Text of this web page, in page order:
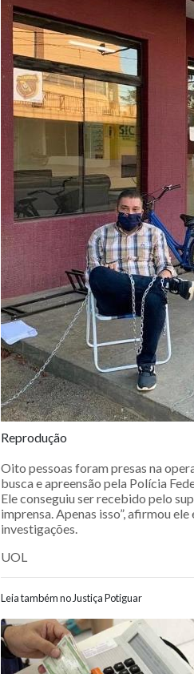
Reprodução
Oito pessoas foram presas na
busca e apreensão pela Polícia
Ele conseguiu ser recebido pelo
imprensa. Apenas isso”, afirmou
investigações.
UOL
Leia também no Justiça Potiguar
Navegação entre